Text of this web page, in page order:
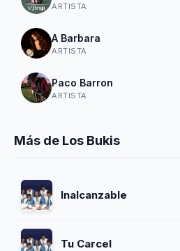
ARTISTA
A Barbara
ARTISTA
Paco Barron
ARTISTA
Más de Los Bukis
Inalcanzable
Tu Carcel